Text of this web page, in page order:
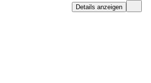
Details anzeigen